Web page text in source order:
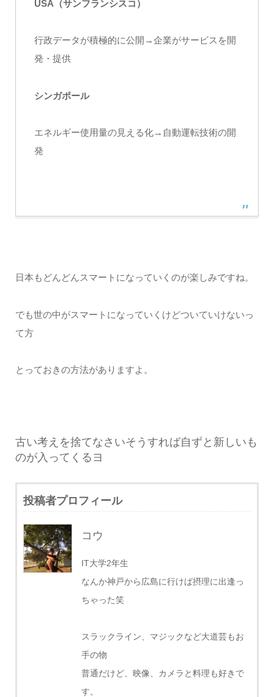
USA（サンフランシスコ）
行政データが積極的に公開→企業がサービスを開
発・提供
シンガポール
エネルギー使用量の見える化→自動運転技術の開
発
日本もどんどんスマートになっていくのが楽しみですね。
でも世の中がスマートになっていくけどついていけないっ
て方
とっておきの方法がありますよ。
古い考えを捨てなさいそうすれば自ずと新しいも
のが入ってくるヨ
投稿者プロフィール
コウ
IT大学2年生
なんか神戸から広島に行けば摂理に出逢っ
ちゃった笑
スラックライン、マジックなど大道芸もお
手の物
普通だけど、映像、カメラと料理も好きで
す。